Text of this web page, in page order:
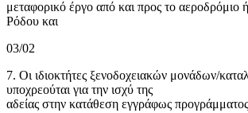
μεταφορικό έργο από και προς το αεροδρόμιο
Ρόδου και
03/02
7. Οι ιδιοκτήτες ξενοδοχειακών μονάδων/
υποχρεούται για την ισχύ της
αδείας στην κατάθεση εγγράφως